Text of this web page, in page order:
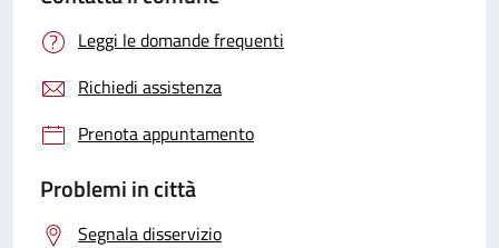
Leggi le domande frequenti
Richiedi assistenza
Prenota appuntamento
Problemi in città
Segnala disservizio